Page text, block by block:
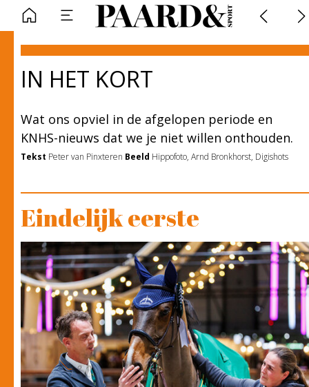
IN HET KORT
Wat ons opviel in de afgelopen periode en
KNHS-nieuws dat we je niet willen onthouden.
Tekst Peter van Pinxteren Beeld Hippofoto, Arnd Bronkhorst, Digishots
Eindelijk eerste